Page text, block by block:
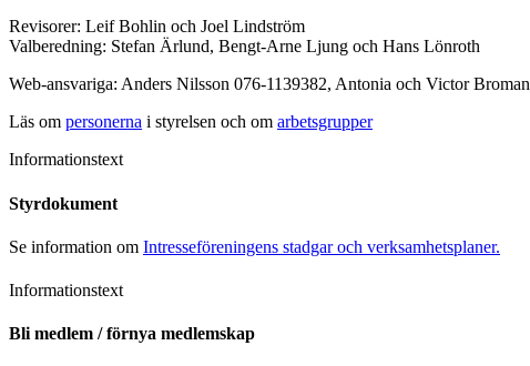
Revisorer: Leif Bohlin och Joel Lindström
Valberedning: Stefan Ärlund, Bengt-Arne Ljung och Hans Lönroth
Web-ansvariga: Anders Nilsson 076-1139382, Antonia och Victor Broman
Läs om personerna i styrelsen och om arbetsgrupper
Informationstext
Styrdokument
Se information om Intresseföreningens stadgar och verksamhetsplaner.
Informationstext
Bli medlem / förnya medlemskap